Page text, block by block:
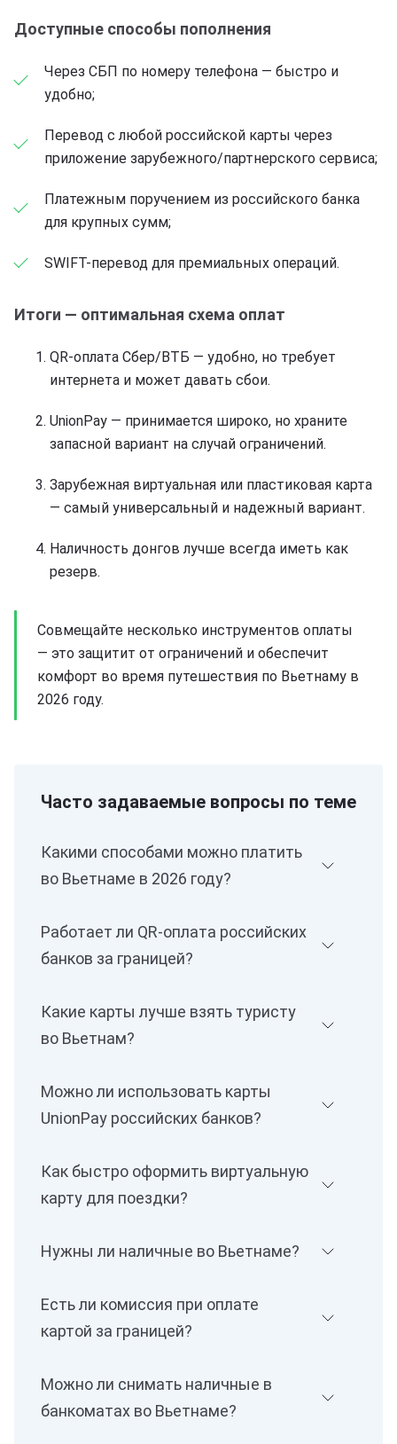
Доступные способы пополнения
Через СБП по номеру телефона — быстро и
удобно;
Перевод с любой российской карты через
приложение зарубежного/партнерского сервиса;
Платежным поручением из российского банка
для крупных сумм;
SWIFT-перевод для премиальных операций.
Итоги — оптимальная схема оплат
QR-оплата Сбер/ВТБ — удобно, но требует
интернета и может давать сбои.
UnionPay — принимается широко, но храните
запасной вариант на случай ограничений.
Зарубежная виртуальная или пластиковая карта
— самый универсальный и надежный вариант.
Наличность донгов лучше всегда иметь как
резерв.
Совмещайте несколько инструментов оплаты
— это защитит от ограничений и обеспечит
комфорт во время путешествия по Вьетнаму в
2026 году.
Часто задаваемые вопросы по теме
Какими способами можно платить
во Вьетнаме в 2026 году?
Работает ли QR-оплата российских
банков за границей?
Какие карты лучше взять туристу
во Вьетнам?
Можно ли использовать карты
UnionPay российских банков?
Как быстро оформить виртуальную
карту для поездки?
Нужны ли наличные во Вьетнаме?
Есть ли комиссия при оплате
картой за границей?
Можно ли снимать наличные в
банкоматах во Вьетнаме?